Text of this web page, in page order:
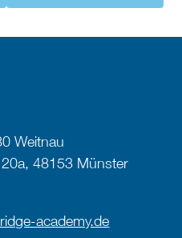
Weitnau
48153 Münster
academy.de